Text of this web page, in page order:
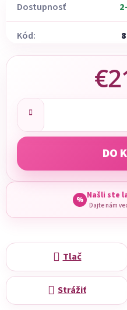
Dostupnosť
Kód:
DO
% Našli ste
Dajte nám
Tlač
Strážiť